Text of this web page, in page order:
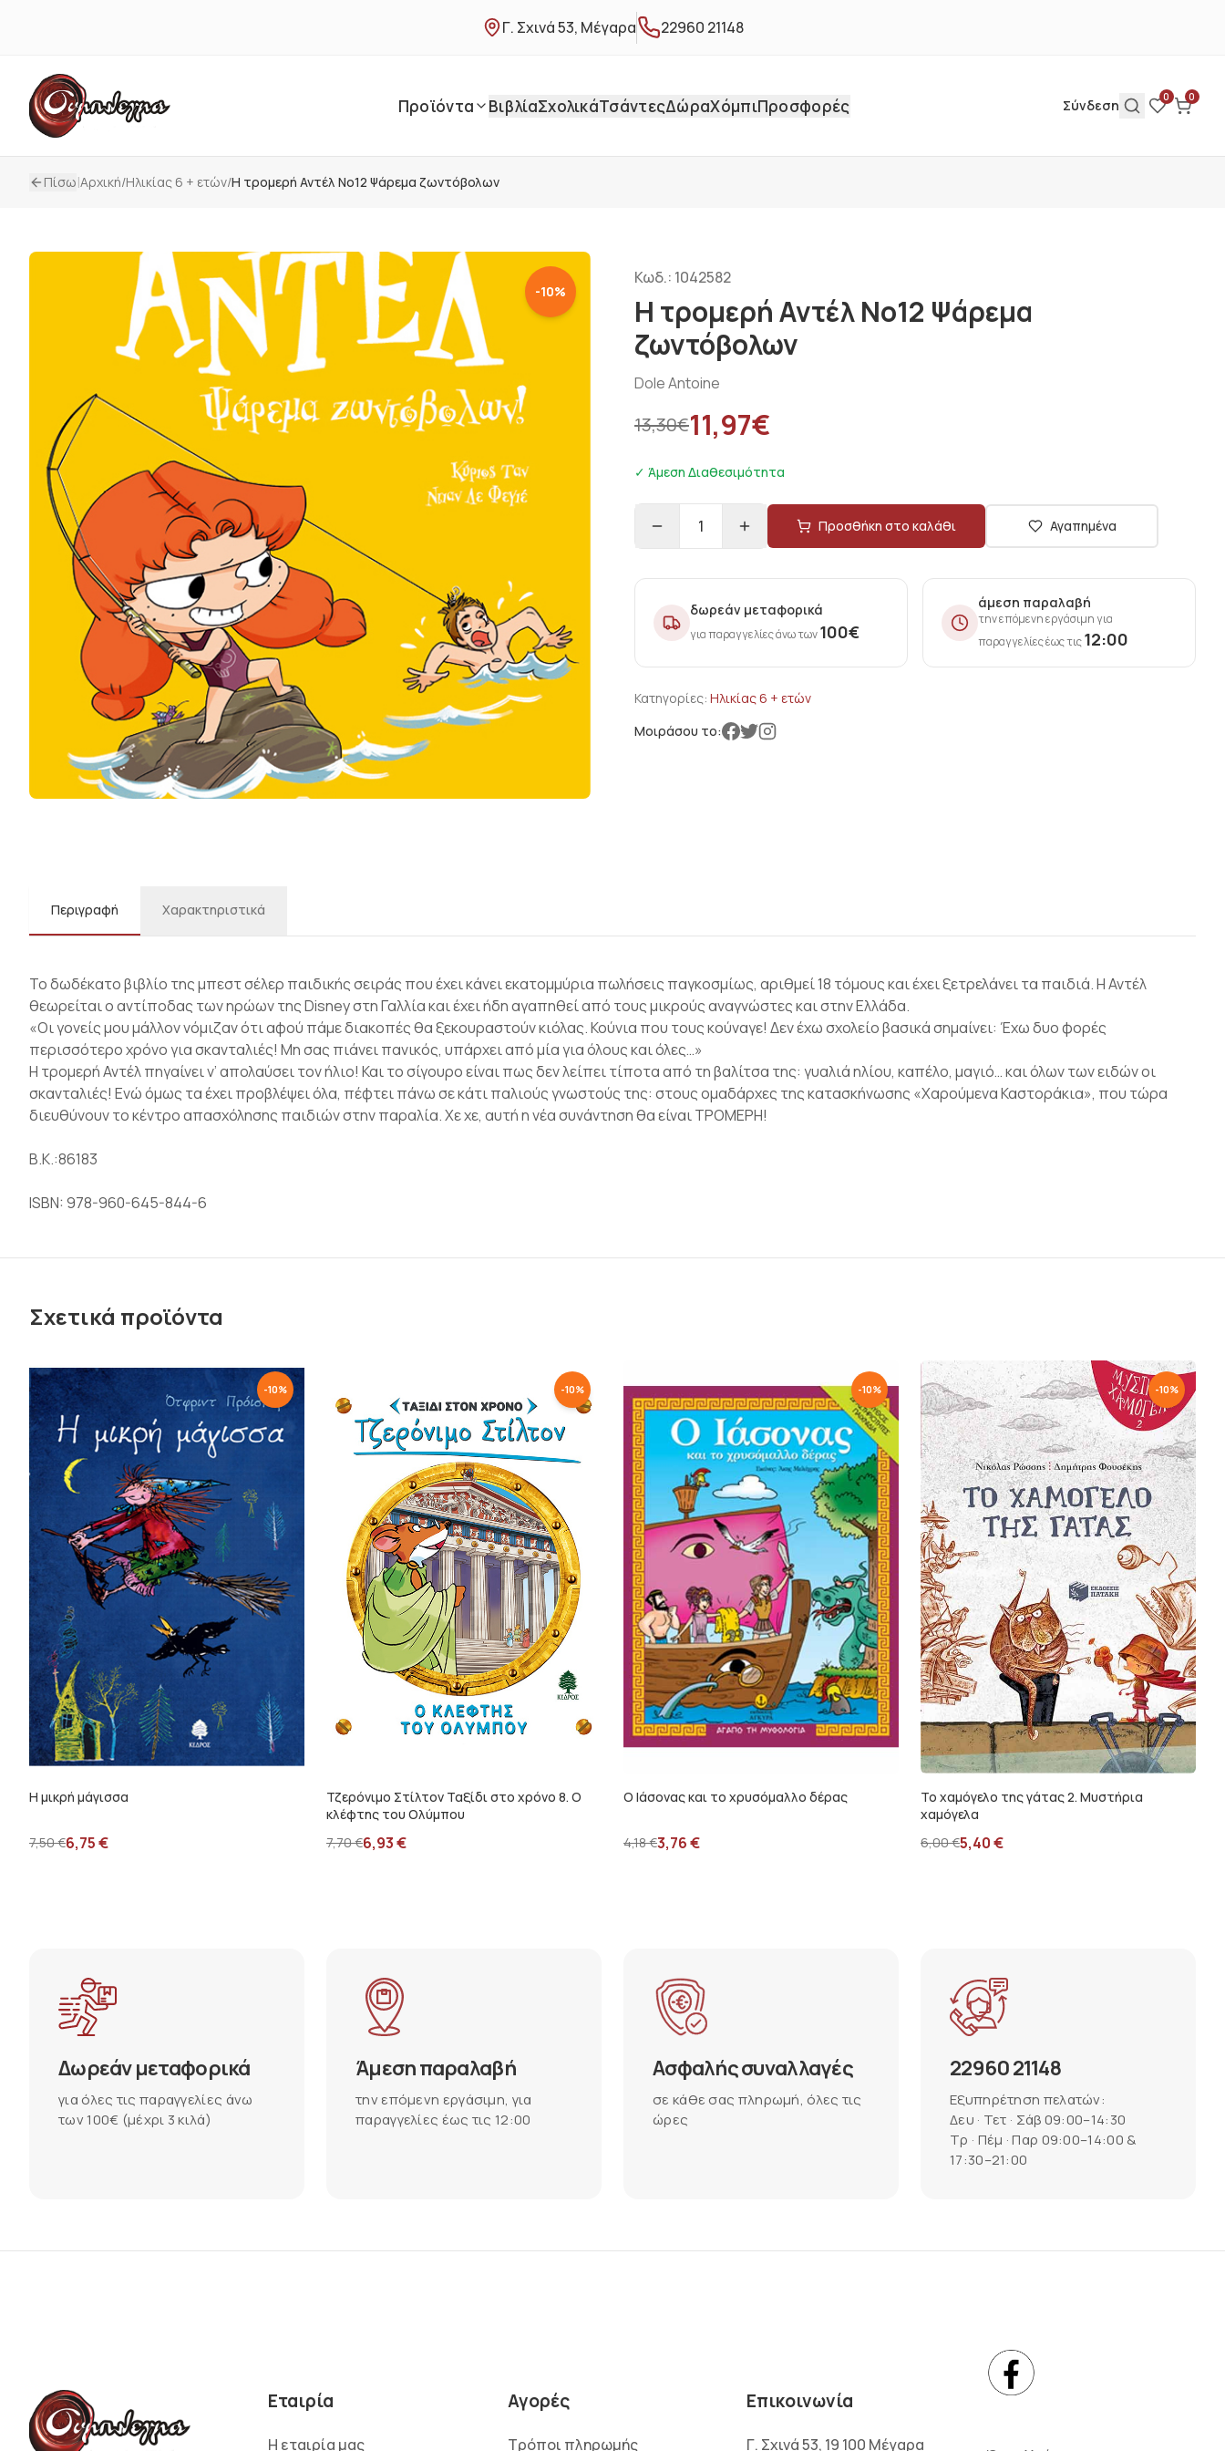
Γ. Σχινά 53, Μέγαρα 22960 21148
Προϊόντα ΒιβλίαΣχολικάΤσάντεςΔώραΧόμπιΠροσφορές Σύνδεση
0 0
Πίσω|Αρχική/Ηλικίας 6 + ετών/Η τρομερή Αντέλ Νο12 Ψάρεμα ζωντόβολων
-10%
Κωδ.: 1042582
Η τρομερή Αντέλ Νο12 Ψάρεμα
ζωντόβολων
Dole Antoine
13,30€11,97€
✓ Άμεση Διαθεσιμότητα
1 Προσθήκη στο καλάθι Αγαπημένα
δωρεάν μεταφορικά
για παραγγελίες άνω των100€
άμεση παραλαβή
την επόμενη εργάσιμη για
παραγγελίες έως τις12:00
Κατηγορίες: Ηλικίας 6 + ετών
Μοιράσου το:
Περιγραφή Χαρακτηριστικά
Το δωδέκατο βιβλίο της μπεστ σέλερ παιδικής σειράς που έχει κάνει εκατομμύρια πωλήσεις παγκοσμίως, αριθμεί 18 τόμους και έχει ξετρελάνει τα παιδιά. Η Αντέλ
θεωρείται ο αντίποδας των ηρώων της Disney στη Γαλλία και έχει ήδη αγαπηθεί από τους μικρούς αναγνώστες και στην Ελλάδα.
«Οι γονείς μου μάλλον νόμιζαν ότι αφού πάμε διακοπές θα ξεκουραστούν κιόλας. Κούνια που τους κούναγε! Δεν έχω σχολείο βασικά σημαίνει: Έχω δυο φορές
περισσότερο χρόνο για σκανταλιές! Μη σας πιάνει πανικός, υπάρχει από μία για όλους και όλες…»
Η τρομερή Αντέλ πηγαίνει ν’ απολαύσει τον ήλιο! Και το σίγουρο είναι πως δεν λείπει τίποτα από τη βαλίτσα της: γυαλιά ηλίου, καπέλο, μαγιό… και όλων των ειδών οι
σκανταλιές! Ενώ όμως τα έχει προβλέψει όλα, πέφτει πάνω σε κάτι παλιούς γνωστούς της: στους ομαδάρχες της κατασκήνωσης «Χαρούμενα Καστοράκια», που τώρα
διευθύνουν το κέντρο απασχόλησης παιδιών στην παραλία. Χε χε, αυτή η νέα συνάντηση θα είναι ΤΡΟΜΕΡΗ!
Β.Κ.:86183
ISBN: 978-960-645-844-6
Σχετικά προϊόντα
-10%
Η μικρή μάγισσα
7,50€6,75€
-10%
Τζερόνιμο Στίλτον Ταξίδι στο χρόνο 8. Ο
κλέφτης του Ολύμπου
7,70€6,93€
-10%
Ο Ιάσονας και το χρυσόμαλλο δέρας
4,18€3,76€
-10%
Το χαμόγελο της γάτας 2. Μυστήρια
χαμόγελα
6,00€5,40€
Δωρεάν μεταφορικά
για όλες τις παραγγελίες άνω
των 100€ (μέχρι 3 κιλά)
Άμεση παραλαβή
την επόμενη εργάσιμη, για
παραγγελίες έως τις 12:00
Ασφαλής συναλλαγές
σε κάθε σας πληρωμή, όλες τις
ώρες
22960 21148
Εξυπηρέτηση πελατών:
Δευ · Τετ · Σάβ 09:00–14:30
Τρ · Πέμ · Παρ 09:00–14:00 &
17:30–21:00
Εταιρία
Η εταιρία μας
Αγορές
Τρόποι πληρωμής
Επικοινωνία
Γ. Σχινά 53, 19 100 Μέγαρα